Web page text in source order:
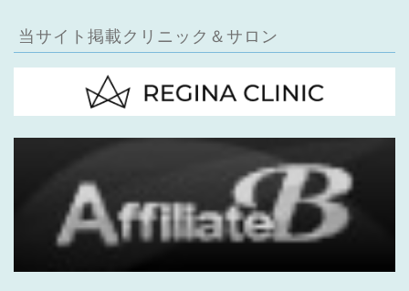
当サイト掲載クリニック＆サロン